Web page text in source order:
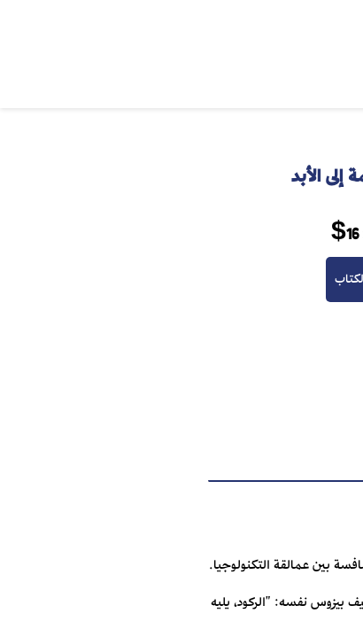
الأبد
16$
بين عمالقة التكنولوجيا.‏
بيزوس نفسه: "الركود، يليه